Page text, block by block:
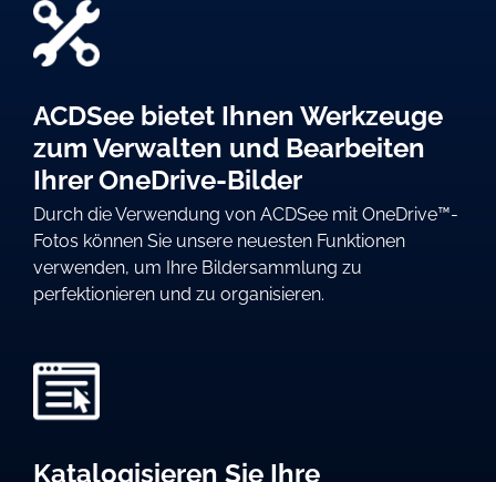
ACDSee bietet Ihnen Werkzeuge
zum Verwalten und Bearbeiten
Ihrer OneDrive-Bilder
Durch die Verwendung von ACDSee mit OneDrive™-
Fotos können Sie unsere neuesten Funktionen
verwenden, um Ihre Bildersammlung zu
perfektionieren und zu organisieren.
Katalogisieren Sie Ihre